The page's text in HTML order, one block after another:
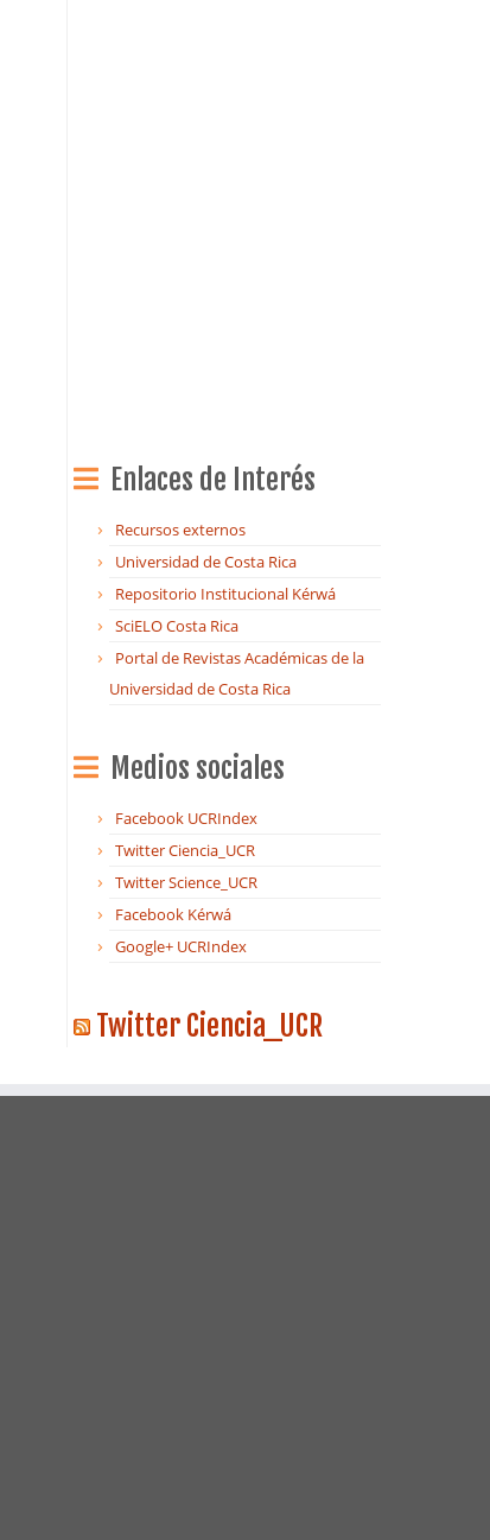
Enlaces de Interés
Recursos externos
Universidad de Costa Rica
Repositorio Institucional Kérwá
SciELO Costa Rica
Portal de Revistas Académicas de la
Universidad de Costa Rica
Medios sociales
Facebook UCRIndex
Twitter Ciencia_UCR
Twitter Science_UCR
Facebook Kérwá
Google+ UCRIndex
Twitter Ciencia_UCR